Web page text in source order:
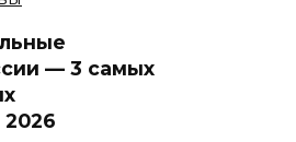
— 3 самых